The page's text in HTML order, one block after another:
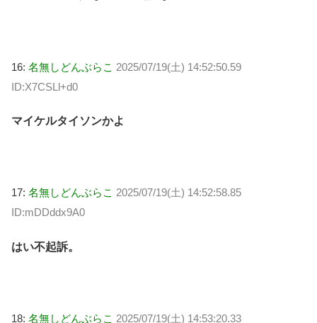
16: 名無しどんぶらこ 2025/07/19(土) 14:52:50.59
ID:X7CSLl+d0
マイケルタイソンかよ
17: 名無しどんぶらこ 2025/07/19(土) 14:52:58.85
ID:mDDddx9A0
はい不起訴。
18: 名無しどんぶらこ 2025/07/19(土) 14:53:20.33